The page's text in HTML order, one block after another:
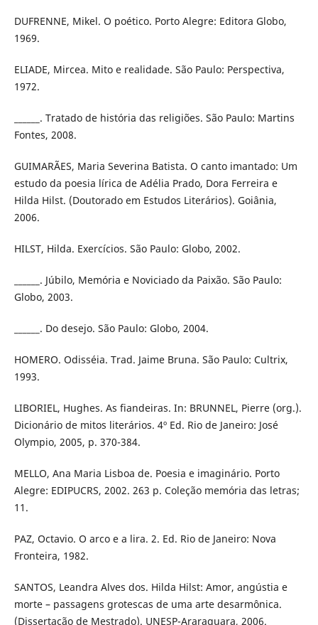
DUFRENNE, Mikel. O poético. Porto Alegre: Editora Globo,
1969.
ELIADE, Mircea. Mito e realidade. São Paulo: Perspectiva,
1972.
______. Tratado de história das religiões. São Paulo: Martins
Fontes, 2008.
GUIMARÃES, Maria Severina Batista. O canto imantado: Um
estudo da poesia lírica de Adélia Prado, Dora Ferreira e
Hilda Hilst. (Doutorado em Estudos Literários). Goiânia,
2006.
HILST, Hilda. Exercícios. São Paulo: Globo, 2002.
______. Júbilo, Memória e Noviciado da Paixão. São Paulo:
Globo, 2003.
______. Do desejo. São Paulo: Globo, 2004.
HOMERO. Odisséia. Trad. Jaime Bruna. São Paulo: Cultrix,
1993.
LIBORIEL, Hughes. As fiandeiras. In: BRUNNEL, Pierre (org.).
Dicionário de mitos literários. 4º Ed. Rio de Janeiro: José
Olympio, 2005, p. 370-384.
MELLO, Ana Maria Lisboa de. Poesia e imaginário. Porto
Alegre: EDIPUCRS, 2002. 263 p. Coleção memória das letras;
11.
PAZ, Octavio. O arco e a lira. 2. Ed. Rio de Janeiro: Nova
Fronteira, 1982.
SANTOS, Leandra Alves dos. Hilda Hilst: Amor, angústia e
morte – passagens grotescas de uma arte desarmônica.
(Dissertação de Mestrado). UNESP-Araraquara, 2006.